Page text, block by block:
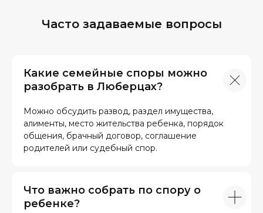
Часто задаваемые вопросы
Какие семейные споры можно
разобрать в Люберцах?
Можно обсудить развод, раздел имущества,
алименты, место жительства ребенка, порядок
общения, брачный договор, соглашение
родителей или судебный спор.
Что важно собрать по спору о
ребенке?